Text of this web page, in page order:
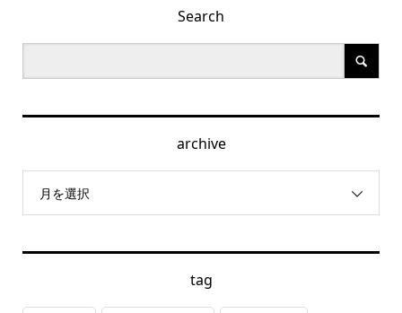
Search
archive
月を選択
tag